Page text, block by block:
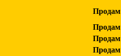
Продам
Продам
Продам
Продам